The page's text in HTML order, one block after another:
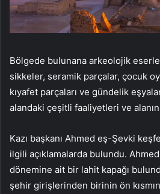
Bölgede bulunana arkeolojik
sikkeler, seramik parçalar, çocuk
kıyafet parçaları ve gündelik
alandaki çeşitli faaliyetleri ve
Kazı başkanı Ahmed eş-Şevki
ilgili açıklamalarda bulundu.
dönemine ait bir lahit kapağı
şehir girişlerinden birinin ön